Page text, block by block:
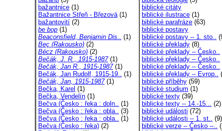
bažantnice (1)
Bažantnice Střeň - Březová(1)
bažantovití (2)
be bop (1)
Beaconsfield, Benjamin Dis.. (1)
Beç (Rakousko) (2)
Bécz (Rakousko) (2)
Bečák, J. R., 1915-1987(1)
Bečák, Jan R., 1915-1987(1)
Bečák, Jan Rudolf, 1915-19.. (1)
Bečák, Jan, 1915-1987(1)
Bečka, Karel (1)
Bečka, Vendelín (1)
Bečva (Česko : řeka : doln.. (1)
Bečva (Česko : řeka : obla.. (3)
Bečva (Česko : řeka : obla.. (1)
Bečva (Česko : řeka) (2)
biblické citáty
biblické ilustrace (1)
biblické parafráze (63)
biblické postavy
biblické postavy -- 1. sto..
biblické překlady (8)
biblické překlady -- Česko..
biblické překlady -- Česko..
biblické překlady -- Česko..
biblické překlady -- Evrop..
biblické příběhy (59)
biblické studium (1)
biblické texty (39)
biblické texty -- 14.-15... (2)
biblické události (72)
biblické události -- 1. st.. (9)
biblické verze -- Česko --..